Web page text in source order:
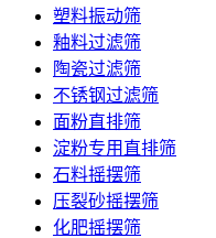
塑料振动筛
釉料过滤筛
陶瓷过滤筛
不锈钢过滤筛
面粉直排筛
淀粉专用直排筛
石料摇摆筛
压裂砂摇摆筛
化肥摇摆筛